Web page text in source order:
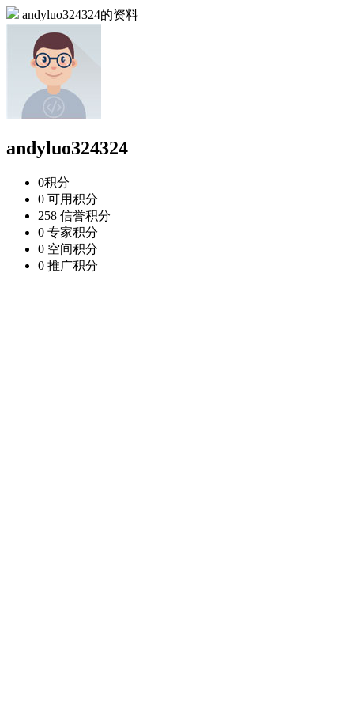
andyluo324324的资料
andyluo324324
0积分
0 可用积分
258 信誉积分
0 专家积分
0 空间积分
0 推广积分